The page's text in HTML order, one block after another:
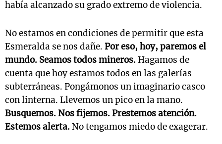
había alcanzado su grado extremo de violencia.
No estamos en condiciones de permitir que esta
Esmeralda se nos dañe. Por eso, hoy, paremos el
mundo. Seamos todos mineros. Hagamos de
cuenta que hoy estamos todos en las galerías
subterráneas. Pongámonos un imaginario casco
con linterna. Llevemos un pico en la mano.
Busquemos. Nos fijemos. Prestemos atención.
Estemos alerta. No tengamos miedo de exagerar.